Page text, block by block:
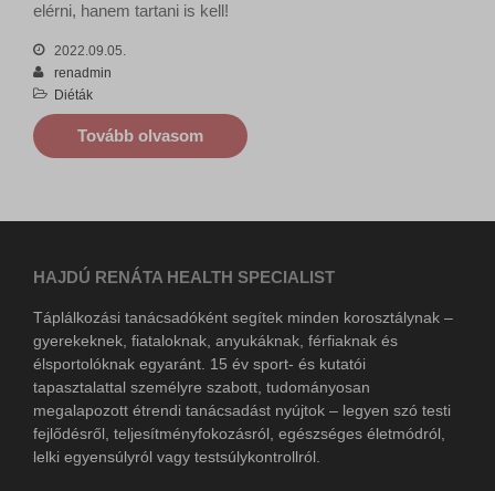
elérni, hanem tartani is kell!
2022.09.05.
renadmin
Diéták
Tovább olvasom
HAJDÚ RENÁTA HEALTH SPECIALIST
Táplálkozási tanácsadóként segítek minden korosztálynak –
gyerekeknek, fiataloknak, anyukáknak, férfiaknak és
élsportolóknak egyaránt. 15 év sport- és kutatói
tapasztalattal személyre szabott, tudományosan
megalapozott étrendi tanácsadást nyújtok – legyen szó testi
fejlődésről, teljesítményfokozásról, egészséges életmódról,
lelki egyensúlyról vagy testsúlykontrollról.